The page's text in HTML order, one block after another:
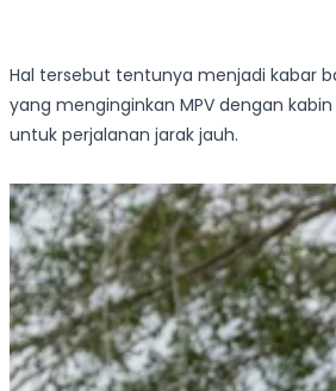
Hal tersebut tentunya menjadi kabar
yang menginginkan MPV dengan
untuk perjalanan jarak jauh.